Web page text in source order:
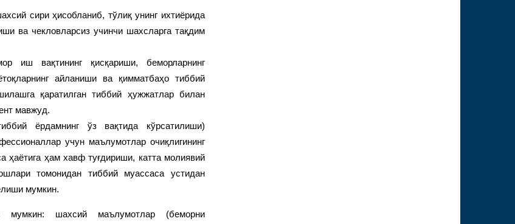
сири ҳисобланиб, тўлиқ унинг ихтиёрида
ва чекловларсиз учинчи шахсларга тақдим
иш вақтининг қисқариши, беморларнинг
айланиши ва қимматбаҳо тиббий
қаратилган тиббий ҳужжатлар билан
мавжуд.
ёрдамнинг ўз вақтида кўрсатилиши)
учун маълумотлар очиқлигининг
ҳаётига ҳам хавф туғдириши, катта молиявий
томонидан тиббий муассаса устидан
мумкин.
шахсий маълумотлар (беморни